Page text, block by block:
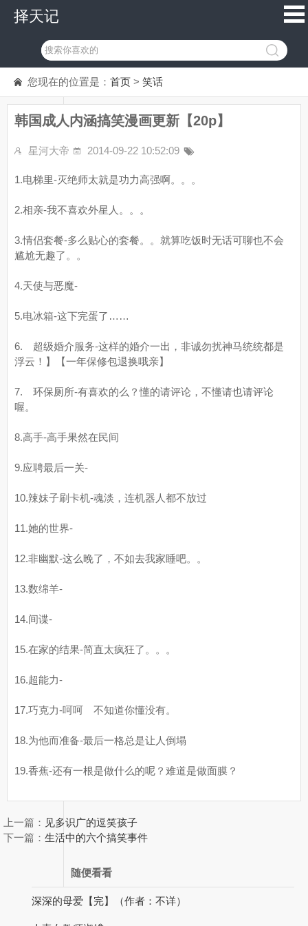
择天记
您现在的位置是： 首页 > 笑话
韩国成人内涵搞笑漫画更新【20p】
星河大帝 2014-09-22 10:52:09
1.电梯里-灭绝师太就是功力高强啊。。。
2.相亲-我不喜欢外星人。。。
3.情侣套餐-多么贴心的套餐。。就算吃饭时无话可聊也不会
尴尬无趣了。。
4.天使与恶魔-
5.电冰箱-这下完蛋了……
6. 超级婚介服务-这样的婚介一出，非诚勿扰神马统统都是
浮云！】【一年保修包退换哦亲】
7. 环保厕所-有喜欢的么？懂的请评论，不懂请也请评论
喔。
8.高手-高手果然在民间
9.应聘最后一关-
10.辣妹子刷卡机-魂淡，连机器人都不放过
11.她的世界-
12.非幽默-这么晚了，不如去我家睡吧。。
13.数绵羊-
14.间谍-
15.在家的结果-简直太疯狂了。。。
16.超能力-
17.巧克力-呵呵 不知道你懂没有。
18.为他而准备-最后一格总是让人倒塌
19.香蕉-还有一根是做什么的呢？难道是做面膜？
上一篇： 见多识广的逗笑孩子
下一篇： 生活中的六个搞笑事件
随便看看
深深的母爱【完】（作者：不详）